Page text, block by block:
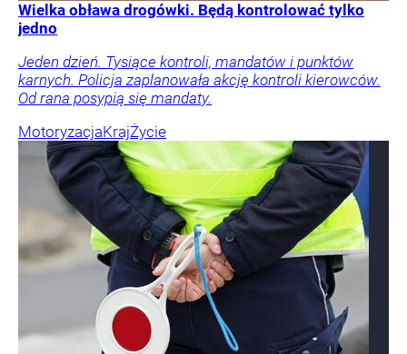
Wielka obława drogówki. Będą kontrolować tylko
jedno
Jeden dzień. Tysiące kontroli, mandatów i punktów
karnych. Policja zaplanowała akcję kontroli kierowców.
Od rana posypią się mandaty.
MotoryzacjaKrajŻycie